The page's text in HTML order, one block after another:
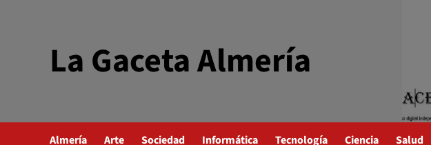
La Gaceta Almería
Almería Arte Sociedad Informática Tecnología Ciencia Salud